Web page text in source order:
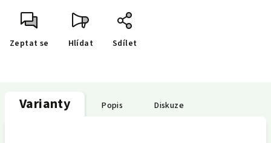
Zeptat se Hlídat Sdílet
Varianty Popis Diskuze